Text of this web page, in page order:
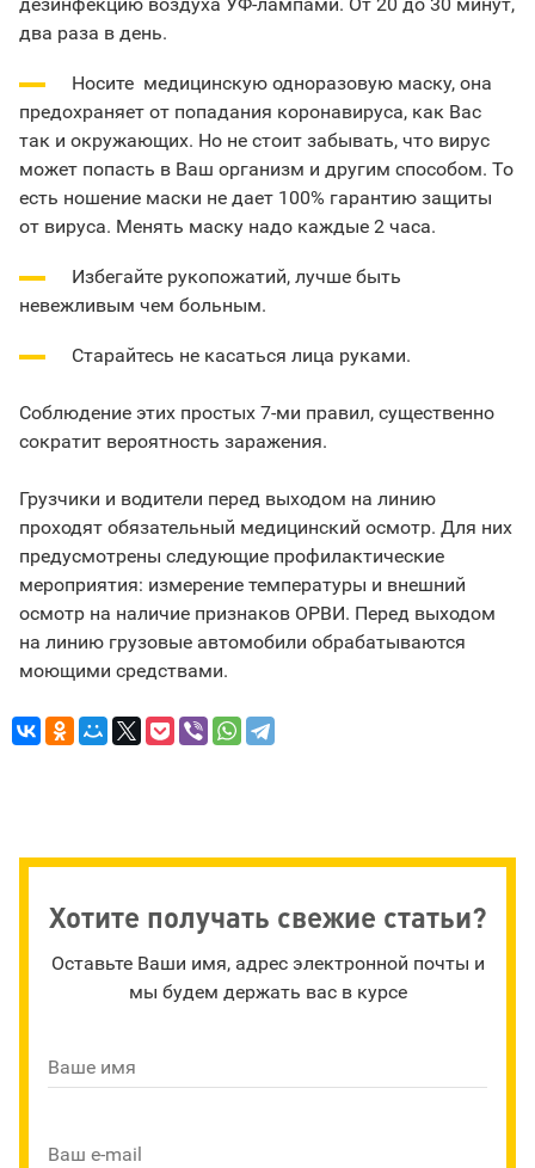
дезинфекцию воздуха УФ-лампами. От 20 до 30 минут,
два раза в день.
Носите медицинскую одноразовую маску, она
предохраняет от попадания коронавируса, как Вас
так и окружающих. Но не стоит забывать, что вирус
может попасть в Ваш организм и другим способом. То
есть ношение маски не дает 100% гарантию защиты
от вируса. Менять маску надо каждые 2 часа.
Избегайте рукопожатий, лучше быть
невежливым чем больным.
Старайтесь не касаться лица руками.
Соблюдение этих простых 7-ми правил, существенно
сократит вероятность заражения.
Грузчики и водители перед выходом на линию
проходят обязательный медицинский осмотр. Для них
предусмотрены следующие профилактические
мероприятия: измерение температуры и внешний
осмотр на наличие признаков ОРВИ. Перед выходом
на линию грузовые автомобили обрабатываются
моющими средствами.
Хотите получать свежие статьи?
Оставьте Ваши имя, адрес электронной почты и
мы будем держать вас в курсе
Ваше имя
Ваш e-mail